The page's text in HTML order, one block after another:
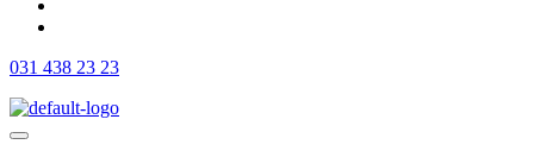
031 438 23 23